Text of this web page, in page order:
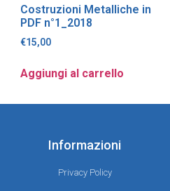
Costruzioni Metalliche in
PDF n°1_2018
€15,00
Aggiungi al carrello
Informazioni
Privacy Policy